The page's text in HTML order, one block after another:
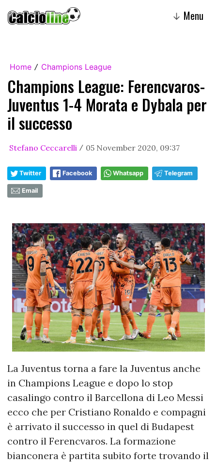
↓ Menu
Home / Champions League
Champions League: Ferencvaros-
Juventus 1-4 Morata e Dybala per
il successo
Stefano Ceccarelli / 05 November 2020, 09:37
Twitter Facebook Whatsapp Telegram
Email
La Juventus torna a fare la Juventus anche
in Champions League e dopo lo stop
casalingo contro il Barcellona di Leo Messi
ecco che per Cristiano Ronaldo e compagni
è arrivato il successo in quel di Budapest
contro il Ferencvaros. La formazione
bianconera è partita subito forte trovando il